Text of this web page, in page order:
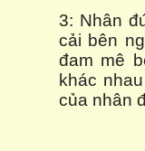
3: Nhân
cải bên
đam mê
khác
của nhân